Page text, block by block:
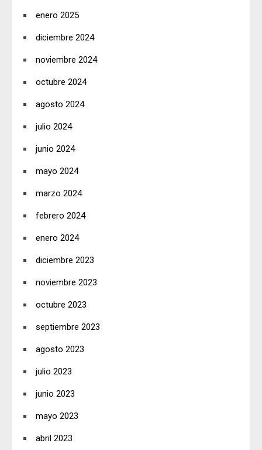
enero 2025
diciembre 2024
noviembre 2024
octubre 2024
agosto 2024
julio 2024
junio 2024
mayo 2024
marzo 2024
febrero 2024
enero 2024
diciembre 2023
noviembre 2023
octubre 2023
septiembre 2023
agosto 2023
julio 2023
junio 2023
mayo 2023
abril 2023